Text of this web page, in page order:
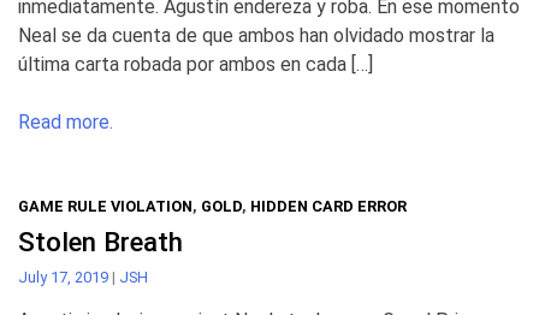
inmediatamente. Agustín endereza y roba. En ese momento
Neal se da cuenta de que ambos han olvidado mostrar la
última carta robada por ambos en cada […]
Read more.
GAME RULE VIOLATION, GOLD, HIDDEN CARD ERROR
Stolen Breath
July 17, 2019 | JSH